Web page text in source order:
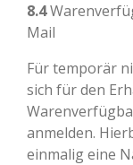
8.4
Mail
Für temporär
sich für den
anmelden.
einmalig eine